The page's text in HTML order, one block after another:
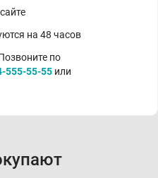
на 48 часов
по
555-55-55 или